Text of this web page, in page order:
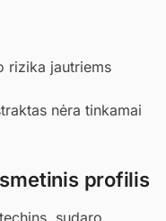
rizika jautriems
nėra tinkamai
profilis